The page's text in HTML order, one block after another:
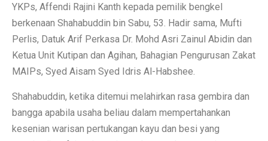
YKPs, Affendi Rajini Kanth kepada pemilik bengkel
berkenaan Shahabuddin bin Sabu, 53. Hadir sama, Mufti
Perlis, Datuk Arif Perkasa Dr. Mohd Asri Zainul Abidin dan
Ketua Unit Kutipan dan Agihan, Bahagian Pengurusan Zakat
MAIPs, Syed Aisam Syed Idris Al-Habshee.
Shahabuddin, ketika ditemui melahirkan rasa gembira dan
bangga apabila usaha beliau dalam mempertahankan
kesenian warisan pertukangan kayu dan besi yang